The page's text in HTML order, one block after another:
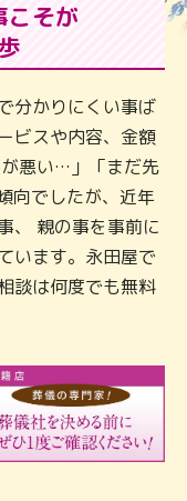
こそが
分かりにくい事ば
ビスや内容、金額
悪い…」「まだ先
向でしたが、近年
、 親の事を事前に
います。永田屋で
談は何度でも無料